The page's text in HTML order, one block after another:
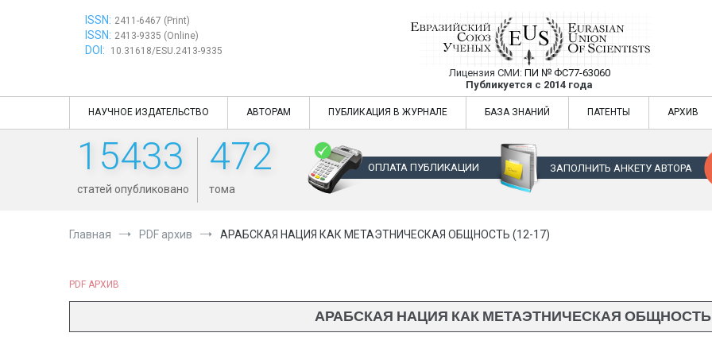
ISSN: 2411-6467 (Print)
ISSN: 2413-9335 (Online)
DOI: 10.31618/ESU.2413-9335
Евразийский Союз Ученых —
Лицензия СМИ: ПИ № ФС77-63060
Публикуется с 2014 года
Евразийский Союз Ученых — публикация научных статей в
НАУЧНОЕ ИЗДАТЕЛЬСТВО АВТОРАМ ПУБЛИКАЦИЯ В ЖУРНАЛЕ БАЗА ЗНАНИЙ ПАТЕНТЫ АРХИВ
15433
статей опубликовано
472
тома
ОПЛАТА ПУБЛИКАЦИИ ЗАПОЛНИТЬ АНКЕТУ АВТОРА
Главная PDF архив АРАБСКАЯ НАЦИЯ КАК МЕТАЭТНИЧЕСКАЯ ОБЩНОСТЬ (12-17)
PDF АРХИВ
АРАБСКАЯ НАЦИЯ КАК МЕТАЭТНИЧЕСКАЯ ОБЩНОСТЬ